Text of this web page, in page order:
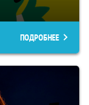
ПОДРОБНЕЕ